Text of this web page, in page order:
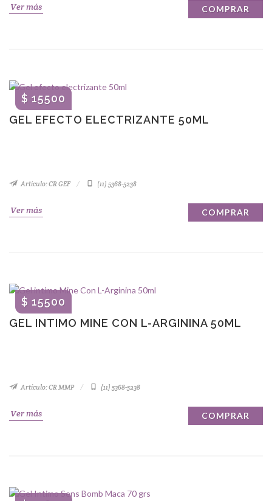
Ver más COMPRAR
GEL EFECTO ELECTRIZANTE 50ML
$ 15500
Artículo: CR GEF (11) 5368-5238
Ver más COMPRAR
GEL INTIMO MINE CON L-ARGININA 50ML
$ 15500
Artículo: CR MMP (11) 5368-5238
Ver más COMPRAR